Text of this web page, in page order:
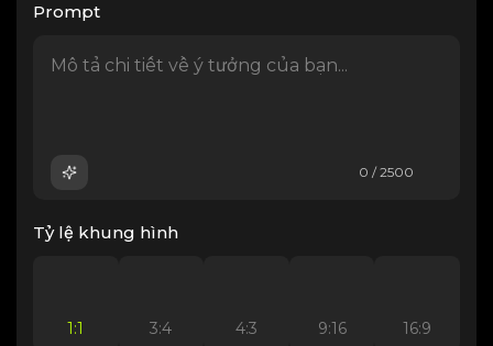
Prompt
0 / 2500
Tỷ lệ khung hình
1:1 3:4 4:3 9:16 16:9